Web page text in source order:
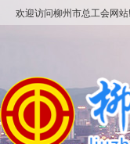
欢迎访问柳州市总工会网站